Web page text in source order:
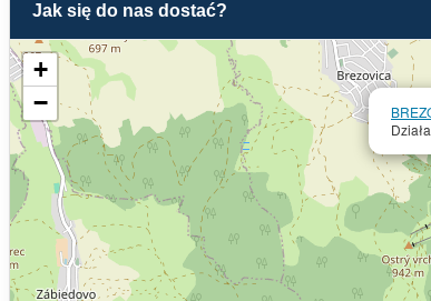
Jak się do nas dostać?
+
−